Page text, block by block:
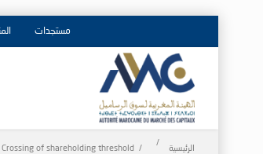
مستجدات
Breadcrumb
الرئيسية Crossing of shareholding threshold